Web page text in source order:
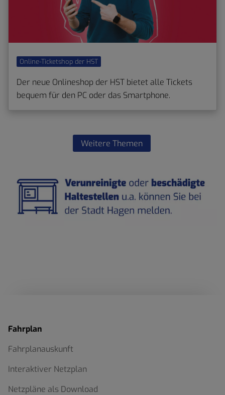
Online-Ticketshop der HST
Der neue Onlineshop der HST bietet alle Tickets
bequem für den PC oder das Smartphone.
Weitere Themen
Fahrplan
Fahrplanauskunft
Interaktiver Netzplan
Netzpläne als Download